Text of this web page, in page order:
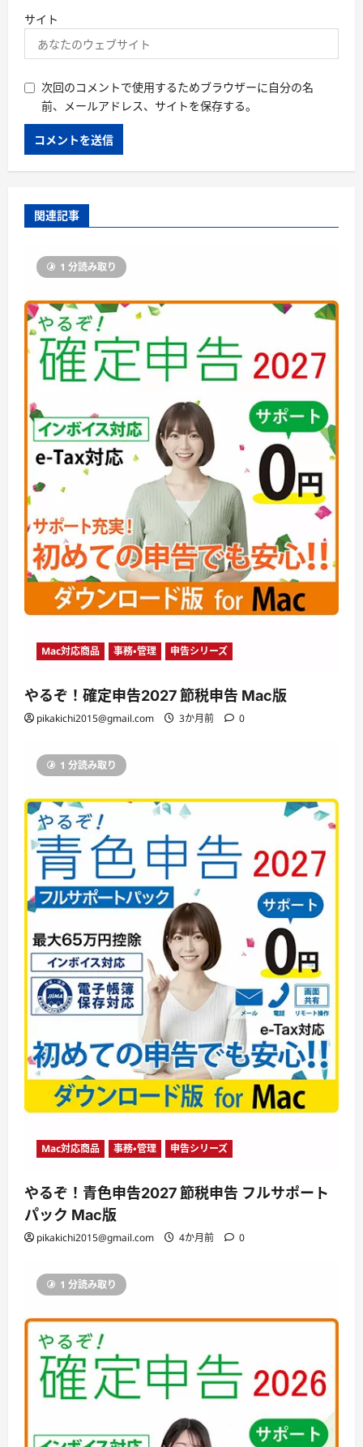
サイト
次回のコメントで使用するためブラウザーに自分の名
前、メールアドレス、サイトを保存する。
関連記事
1 分読み取り
Mac対応商品 事務・管理 申告シリーズ
やるぞ！確定申告2027 節税申告 Mac版
pikakichi2015@gmail.com 3か月前 0
1 分読み取り
Mac対応商品 事務・管理 申告シリーズ
やるぞ！青色申告2027 節税申告 フルサポート
パック Mac版
pikakichi2015@gmail.com 4か月前 0
1 分読み取り